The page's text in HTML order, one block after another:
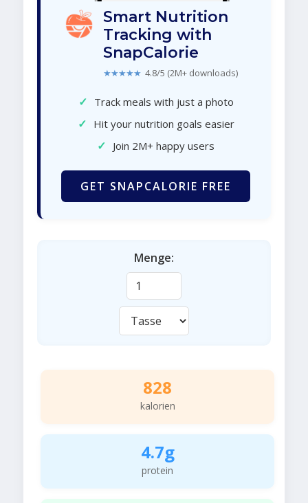
Smart Nutrition
Tracking with
SnapCalorie
★★★★★ 4.8/5 (2M+ downloads)
✓ Track meals with just a photo
✓ Hit your nutrition goals easier
✓ Join 2M+ happy users
GET SNAPCALORIE FREE
Menge:
828
kalorien
4.7g
protein